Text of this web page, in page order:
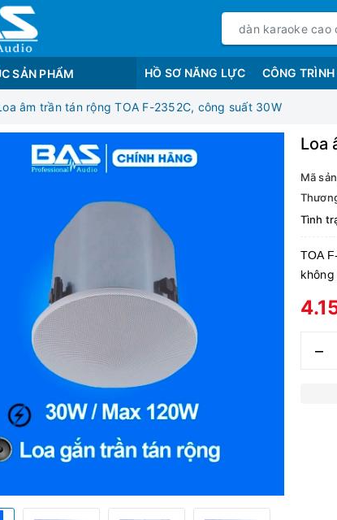
SẢN PHẨM HỒ SƠ NĂNG LỰC CÔNG
âm trần tán rộng TOA F-2352C, công suất 30W
Loa
Mã
Tình
TOA
–